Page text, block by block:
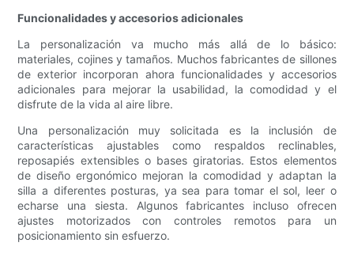
Funcionalidades y accesorios adicionales
La personalización va mucho más allá de lo básico:
materiales, cojines y tamaños. Muchos fabricantes de sillones
de exterior incorporan ahora funcionalidades y accesorios
adicionales para mejorar la usabilidad, la comodidad y el
disfrute de la vida al aire libre.
Una personalización muy solicitada es la inclusión de
características ajustables como respaldos reclinables,
reposapiés extensibles o bases giratorias. Estos elementos
de diseño ergonómico mejoran la comodidad y adaptan la
silla a diferentes posturas, ya sea para tomar el sol, leer o
echarse una siesta. Algunos fabricantes incluso ofrecen
ajustes motorizados con controles remotos para un
posicionamiento sin esfuerzo.